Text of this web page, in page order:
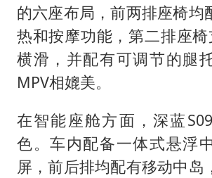
的六座布局，前两排座椅均
热和按摩功能，第二排座
横滑，并配有可调节的腿
MPV相媲美。
在智能座舱方面，深蓝
色。车内配备一体式悬浮
屏，前后排均配有移动中岛